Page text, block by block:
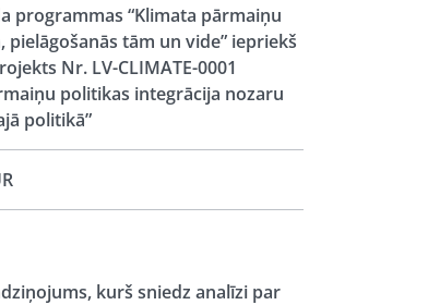
programmas “Klimata pārmaiņu
pielāgošanās tām un vide” iepriekš
Nr. LV-CLIMATE-0001
politikas integrācija nozaru
politikā”
kurš sniedz analīzi par